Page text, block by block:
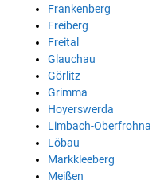
Frankenberg
Freiberg
Freital
Glauchau
Görlitz
Grimma
Hoyerswerda
Limbach-Oberfrohna
Löbau
Markkleeberg
Meißen